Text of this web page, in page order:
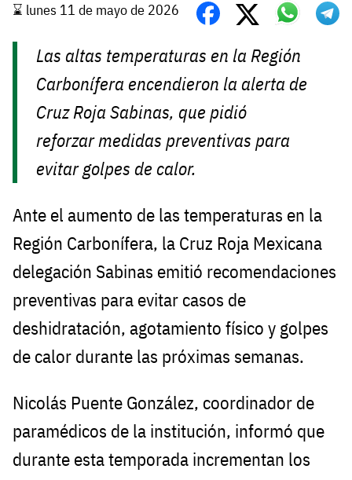
⌛️ lunes 11 de mayo de 2026
Las altas temperaturas en la Región
Carbonífera encendieron la alerta de
Cruz Roja Sabinas, que pidió
reforzar medidas preventivas para
evitar golpes de calor.
Ante el aumento de las temperaturas en la
Región Carbonífera, la Cruz Roja Mexicana
delegación Sabinas emitió recomendaciones
preventivas para evitar casos de
deshidratación, agotamiento físico y golpes
de calor durante las próximas semanas.
Nicolás Puente González, coordinador de
paramédicos de la institución, informó que
durante esta temporada incrementan los